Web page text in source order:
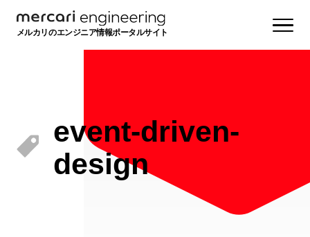
メルカリのエンジニア情報ポータルサイト
event-driven-
design